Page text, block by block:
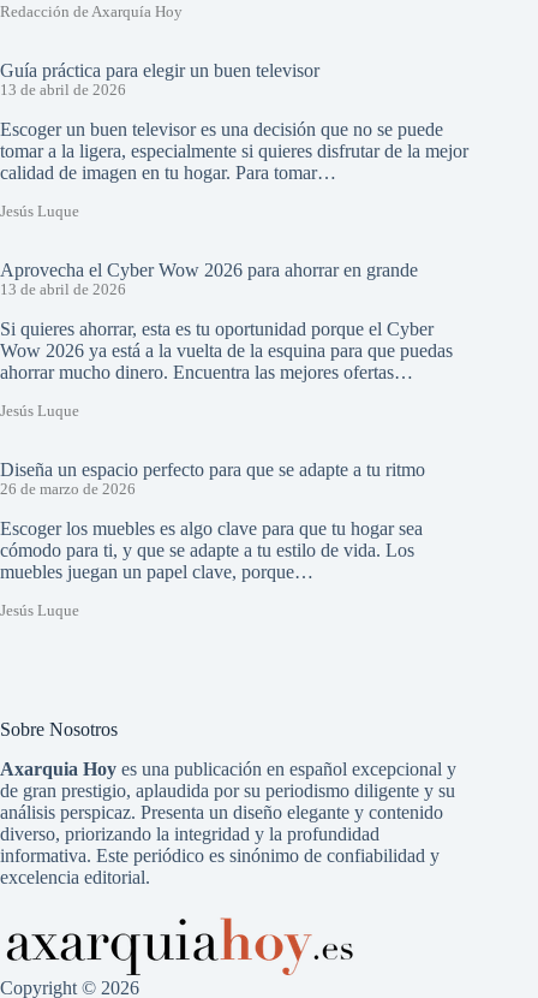
Redacción de Axarquía Hoy
Guía práctica para elegir un buen televisor
13 de abril de 2026
Escoger un buen televisor es una decisión que no se puede
tomar a la ligera, especialmente si quieres disfrutar de la mejor
calidad de imagen en tu hogar. Para tomar…
Jesús Luque
Aprovecha el Cyber Wow 2026 para ahorrar en grande
13 de abril de 2026
Si quieres ahorrar, esta es tu oportunidad porque el Cyber
Wow 2026 ya está a la vuelta de la esquina para que puedas
ahorrar mucho dinero. Encuentra las mejores ofertas…
Jesús Luque
Diseña un espacio perfecto para que se adapte a tu ritmo
26 de marzo de 2026
Escoger los muebles es algo clave para que tu hogar sea
cómodo para ti, y que se adapte a tu estilo de vida. Los
muebles juegan un papel clave, porque…
Jesús Luque
Sobre Nosotros
Axarquia Hoy es una publicación en español excepcional y
de gran prestigio, aplaudida por su periodismo diligente y su
análisis perspicaz. Presenta un diseño elegante y contenido
diverso, priorizando la integridad y la profundidad
informativa. Este periódico es sinónimo de confiabilidad y
excelencia editorial.
Copyright © 2026